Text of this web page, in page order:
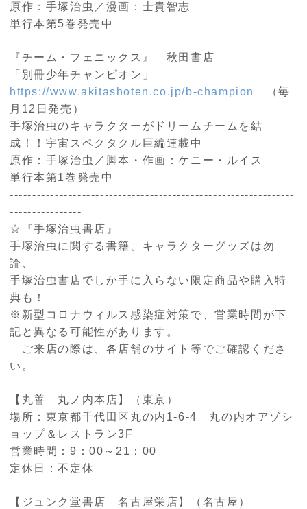
原作：手塚治虫／漫画：士貴智志
単行本第5巻発売中
『チーム・フェニックス』 秋田書店
「別冊少年チャンピオン」
https://www.akitashoten.co.jp/b-champion
（毎
月12日発売）
手塚治虫のキャラクターがドリームチームを結
成！！宇宙スペクタクル巨編連載中
原作：手塚治虫／脚本・作画：ケニー・ルイス
単行本第1巻発売中
---------------------------------------------------------------
----------------
☆『手塚治虫書店』
手塚治虫に関する書籍、キャラクターグッズは勿
論、
手塚治虫書店でしか手に入らない限定商品や購入特
典も！
※新型コロナウィルス感染症対策で、営業時間が下
記と異なる可能性があります。
ご来店の際は、各店舗のサイト等でご確認くださ
い。
【丸善 丸ノ内本店】（東京）
場所：東京都千代田区丸の内1-6-4 丸の内オアゾシ
ョップ＆レストラン3F
営業時間：9：00～21：00
定休日：不定休
【ジュンク堂書店 名古屋栄店】（名古屋）